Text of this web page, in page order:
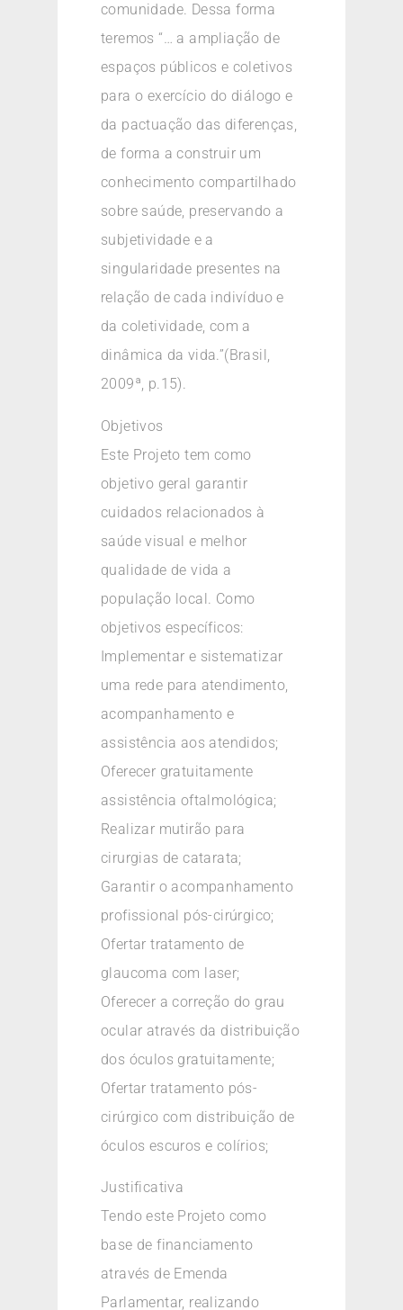
comunidade. Dessa forma
teremos “… a ampliação de
espaços públicos e coletivos
para o exercício do diálogo e
da pactuação das diferenças,
de forma a construir um
conhecimento compartilhado
sobre saúde, preservando a
subjetividade e a
singularidade presentes na
relação de cada indivíduo e
da coletividade, com a
dinâmica da vida.”(Brasil,
2009ª, p.15).
Objetivos
Este Projeto tem como
objetivo geral garantir
cuidados relacionados à
saúde visual e melhor
qualidade de vida a
população local. Como
objetivos específicos:
Implementar e sistematizar
uma rede para atendimento,
acompanhamento e
assistência aos atendidos;
Oferecer gratuitamente
assistência oftalmológica;
Realizar mutirão para
cirurgias de catarata;
Garantir o acompanhamento
profissional pós-cirúrgico;
Ofertar tratamento de
glaucoma com laser;
Oferecer a correção do grau
ocular através da distribuição
dos óculos gratuitamente;
Ofertar tratamento pós-
cirúrgico com distribuição de
óculos escuros e colírios;
Justificativa
Tendo este Projeto como
base de financiamento
através de Emenda
Parlamentar, realizando